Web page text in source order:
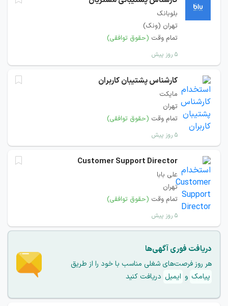
بلوبانک
تهران (ونک)
تمام وقت (حقوق توافقی)
۵ روز پیش
کارشناس پشتیبان کاربران
مایکت
تهران
تمام وقت (حقوق توافقی)
۵ روز پیش
Customer Support Director
علی بابا
تهران
تمام وقت (حقوق توافقی)
۵ روز پیش
دریافت فوری آگهی‌ها
هر روز فرصت‌های شغلی مناسب با خود را از طریق
پیامک و ایمیل دریافت کنید